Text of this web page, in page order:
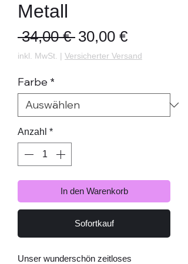
Metall
34,00 € Standardpreis
30,00 €Sale-
Preis
inkl. MwSt. | Versicherter Versand
Farbe *
Anzahl *
In den Warenkorb
Sofortkauf
Unser wunderschön zeitloses